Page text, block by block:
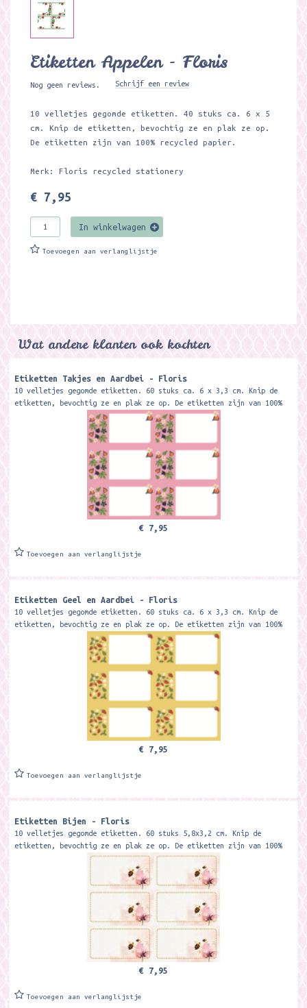
Etiketten Appelen - Floris
Nog geen reviews. Schrijf een review
10 velletjes gegomde etiketten. 40 stuks ca. 6 x 5
cm. Knip de etiketten, bevochtig ze en plak ze op.
De etiketten zijn van 100% recycled papier.
Merk: Floris recycled stationery
€ 7,95
In winkelwagen
Toevoegen aan verlanglijstje
Wat andere klanten ook kochten
Etiketten Takjes en Aardbei - Floris
10 velletjes gegomde etiketten. 60 stuks ca. 6 x 3,3 cm. Knip de
etiketten, bevochtig ze en plak ze op. De etiketten zijn van 100%
€ 7,95
Toevoegen aan verlanglijstje
Etiketten Geel en Aardbei - Floris
10 velletjes gegomde etiketten. 60 stuks ca. 6 x 3,3 cm. Knip de
etiketten, bevochtig ze en plak ze op. De etiketten zijn van 100%
€ 7,95
Toevoegen aan verlanglijstje
Etiketten Bijen - Floris
10 velletjes gegomde etiketten. 60 stuks 5,8x3,2 cm. Knip de
etiketten, bevochtig ze en plak ze op. De etiketten zijn van 100%
€ 7,95
Toevoegen aan verlanglijstje